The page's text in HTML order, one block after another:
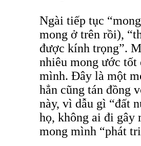
Ngài tiếp tục
mong ở trên rồi),
được kính trọng”.
nhiêu mong ước tốt
mình. Đây là một
hẳn cũng tán đồng
này, vì dẫu gì “đất
họ, không ai đi gây
mong mình “phát